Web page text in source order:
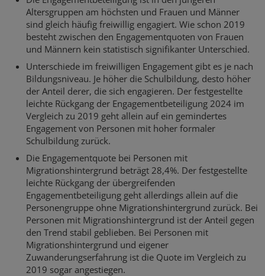
Altersgruppen am höchsten und Frauen und Männer
sind gleich häufig freiwillig engagiert. Wie schon 2019
besteht zwischen den Engagementquoten von Frauen
und Männern kein statistisch signifikanter Unterschied.
Unterschiede im freiwilligen Engagement gibt es je nach
Bildungsniveau. Je höher die Schulbildung, desto höher
der Anteil derer, die sich engagieren. Der festgestellte
leichte Rückgang der Engagementbeteiligung 2024 im
Vergleich zu 2019 geht allein auf ein gemindertes
Engagement von Personen mit hoher formaler
Schulbildung zurück.
Die Engagementquote bei Personen mit
Migrationshintergrund beträgt 28,4%. Der festgestellte
leichte Rückgang der übergreifenden
Engagementbeteiligung geht allerdings allein auf die
Personengruppe ohne Migrationshintergrund zurück. Bei
Personen mit Migrationshintergrund ist der Anteil gegen
den Trend stabil geblieben. Bei Personen mit
Migrationshintergrund und eigener
Zuwanderungserfahrung ist die Quote im Vergleich zu
2019 sogar angestiegen.